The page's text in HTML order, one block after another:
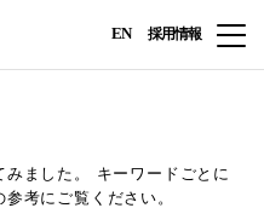
EN 採用情報
ました。
キーワードごとに
考にご覧ください。